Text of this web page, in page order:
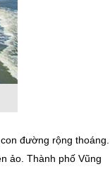
đường rộng thoáng.
ảo. Thành phố Vũng